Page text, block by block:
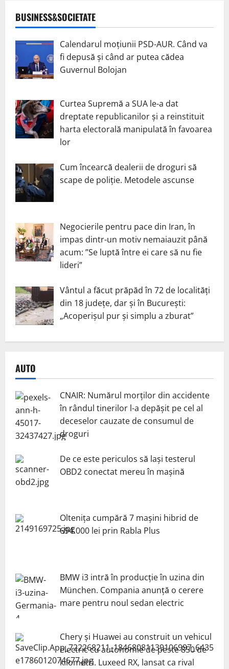
BUSINESS&SOCIETATE
Calendarul moțiunii PSD-AUR. Când va
fi depusă și când ar putea cădea
Guvernul Bolojan
Curtea Supremă a SUA le-a dat
dreptate republicanilor și a reinstituit
harta electorală manipulată în favoarea
lor
Cum încearcă dealerii de droguri să
scape de poliție. Metodele ascunse
Negocierile pentru pace din Iran, în
impas dintr-un motiv nemaiauzit până
acum: ”Se luptă între ei care să nu fie
lideri”
Vântul a făcut prăpăd în 72 de localități
din 18 județe, dar și în București:
„Acoperișul pur și simplu a zburat”
AUTO
CNAIR: Numărul morților din accidente
în rândul tinerilor l-a depășit pe cel al
deceselor cauzate de consumul de
droguri
De ce este periculos să lași testerul
OBD2 conectat mereu în mașină
Oltenița cumpără 7 mașini hibrid de
694.000 lei prin Rabla Plus
BMW i3 intră în producție în uzina din
München. Compania anunță o cerere
mare pentru noul sedan electric
Chery și Huawei au construit un vehicul
electric cu autonomie de peste 850 de
kilometri. Luxeed RX, lansat ca rival